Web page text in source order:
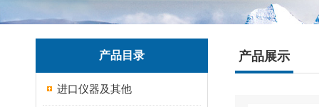
产品目录
进口仪器及其他
产品展示